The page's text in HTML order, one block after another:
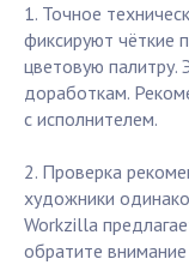
1. Точное
фиксируют чёткие
цветовую
доработкам.
с исполнителем.
2. Проверка
художники
Workzilla
обратите внимание